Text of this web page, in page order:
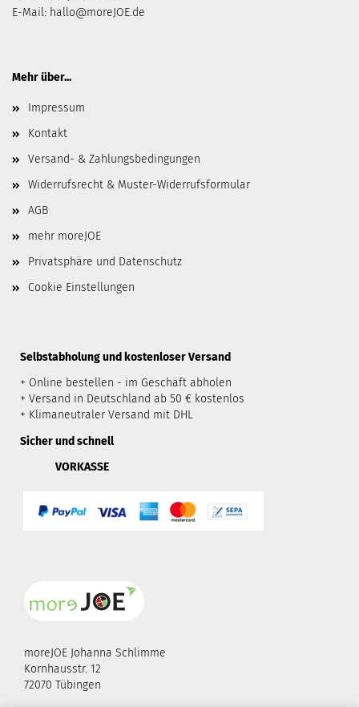
E-Mail: hallo@moreJOE.de
Mehr über...
Impressum
Kontakt
Versand- & Zahlungsbedingungen
Widerrufsrecht & Muster-Widerrufsformular
AGB
mehr moreJOE
Privatsphäre und Datenschutz
Cookie Einstellungen
​Selbstabholung und kostenloser Versand
+ Online bestellen - im Geschäft abholen
+ Versand in Deutschland ab 50 € kostenlos
+ Klimaneutraler Versand mit DHL
Sicher und schnell
VORKASSE
moreJOE Johanna Schlimme
Kornhausstr. 12
72070 Tübingen